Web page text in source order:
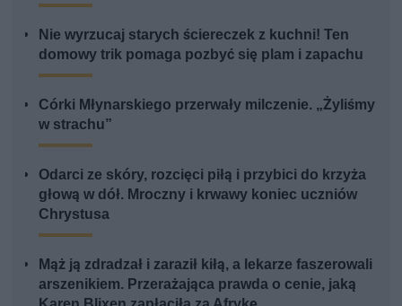
Nie wyrzucaj starych ściereczek z kuchni! Ten
domowy trik pomaga pozbyć się plam i zapachu
Córki Młynarskiego przerwały milczenie. „Żyliśmy
w strachu”
Odarci ze skóry, rozcięci piłą i przybici do krzyża
głową w dół. Mroczny i krwawy koniec uczniów
Chrystusa
Mąż ją zdradzał i zaraził kiłą, a lekarze faszerowali
arszenikiem. Przerażająca prawda o cenie, jaką